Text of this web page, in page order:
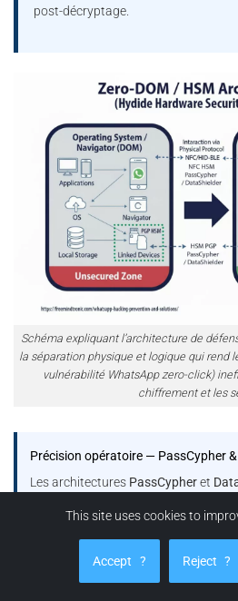
post-décryptage.
Schéma expliquant l’architecture de
la séparation physique et logique qui rend
vulnérabilité WhatsApp zero-click)
chiffrement et les
Précision opératoire — PassCypher
Les architectures PassCypheret
chiffré encapsule dessegments de
de clé correspondants demeurent
local storageet le support physique
transiter ni être persistés côté hôte
This site uses cookies to
Accept ? Reject ?